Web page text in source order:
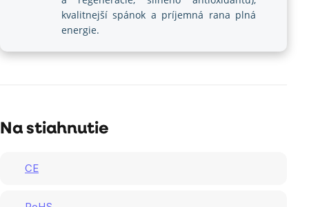
kvalitnejší spánok a príjemná rana plná
energie.
Na stiahnutie
CE